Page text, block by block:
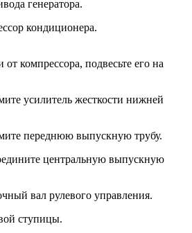
генера­тора.
конди­ционера.
компрессора, подвесьте его на
усилитель жесткости нижней
переднюю выпускную трубу.
цен­тральную выпускную
вал ру­левого управления.
ступицы.